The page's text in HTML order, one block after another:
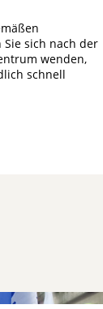
sich nach der
wenden,
schnell